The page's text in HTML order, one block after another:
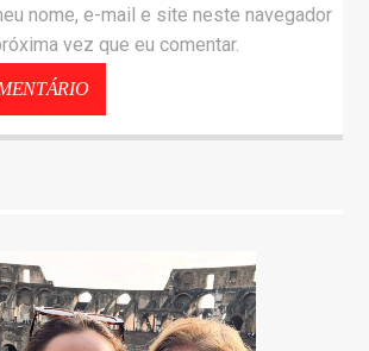
nome, e-mail e site neste navegador
vez que eu comentar.